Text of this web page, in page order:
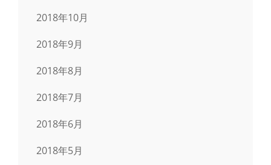
2018年10月
2018年9月
2018年8月
2018年7月
2018年6月
2018年5月